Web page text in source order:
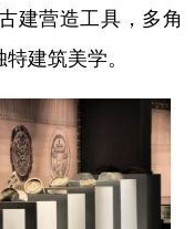
江
عربى
語 한국어
建营造工具，多角
建筑美学。